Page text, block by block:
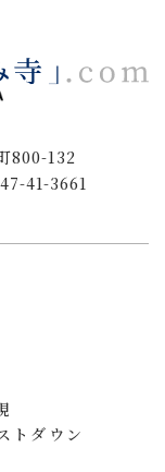
800-132
41-3661
トダウン